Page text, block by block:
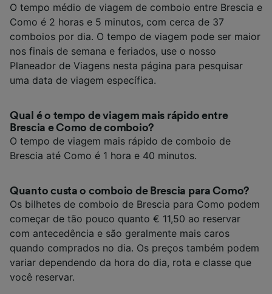
O tempo médio de viagem de comboio entre Brescia e
Como é 2 horas e 5 minutos, com cerca de 37
comboios por dia. O tempo de viagem pode ser maior
nos finais de semana e feriados, use o nosso
Planeador de Viagens nesta página para pesquisar
uma data de viagem específica.
Qual é o tempo de viagem mais rápido entre
Brescia e Como de comboio?
O tempo de viagem mais rápido de comboio de
Brescia até Como é 1 hora e 40 minutos.
Quanto custa o comboio de Brescia para Como?
Os bilhetes de comboio de Brescia para Como podem
começar de tão pouco quanto € 11,50 ao reservar
com antecedência e são geralmente mais caros
quando comprados no dia. Os preços também podem
variar dependendo da hora do dia, rota e classe que
você reservar.